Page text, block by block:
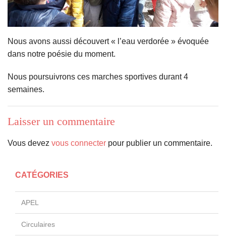
Nous avons aussi découvert « l’eau verdorée » évoquée
dans notre poésie du moment.
Nous poursuivrons ces marches sportives durant 4
semaines.
Laisser un commentaire
Vous devez vous connecter pour publier un commentaire.
CATÉGORIES
APEL
Circulaires